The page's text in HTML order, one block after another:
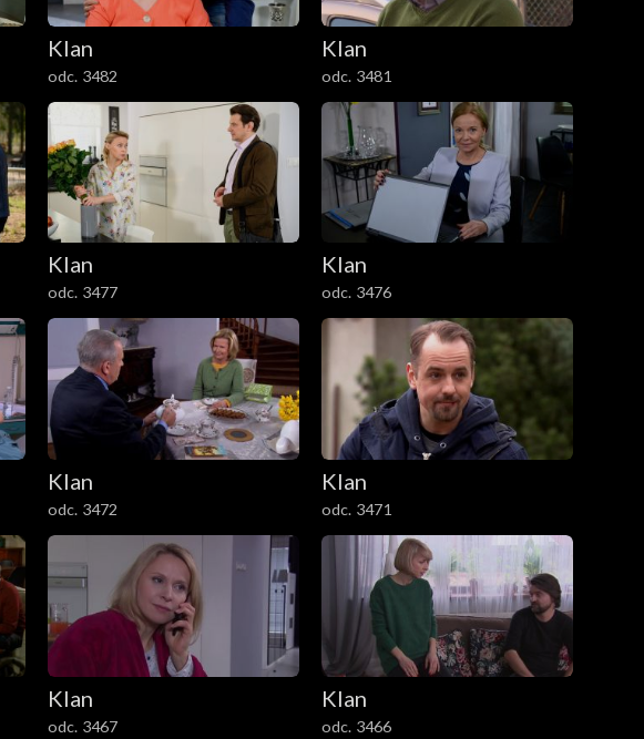
Klan
odc. 3482
Klan
odc. 3481
Klan
odc. 3477
Klan
odc. 3476
Klan
odc. 3472
Klan
odc. 3471
Klan
odc. 3467
Klan
odc. 3466